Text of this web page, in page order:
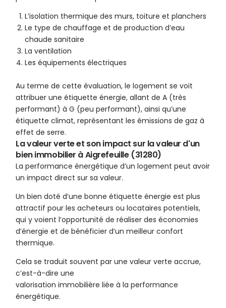
L’isolation thermique des murs, toiture et planchers
Le type de chauffage et de production d’eau
chaude sanitaire
La ventilation
Les équipements électriques
Au terme de cette évaluation, le logement se voit
attribuer une étiquette énergie, allant de A (très
performant) à G (peu performant), ainsi qu’une
étiquette climat, représentant les émissions de gaz à
effet de serre.
La valeur verte et son impact sur la valeur d'un
bien immobilier à Aigrefeuille (31280)
La performance énergétique d’un logement peut avoir
un impact direct sur sa valeur.
Un bien doté d’une bonne étiquette énergie est plus
attractif pour les acheteurs ou locataires potentiels,
qui y voient l’opportunité de réaliser des économies
d’énergie et de bénéficier d’un meilleur confort
thermique.
Cela se traduit souvent par une valeur verte accrue,
c’est-à-dire une
valorisation immobilière liée à la performance
énergétique.